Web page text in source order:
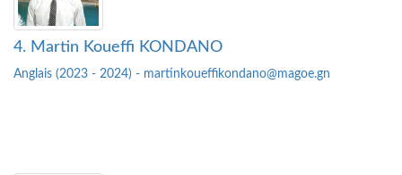
4. Martin Koueffi KONDANO
Anglais (2023 - 2024) - martinkoueffikondano@magoe.gn